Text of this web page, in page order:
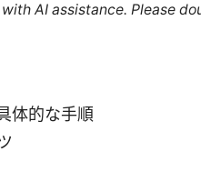
AI assistance. Please
体的な手順